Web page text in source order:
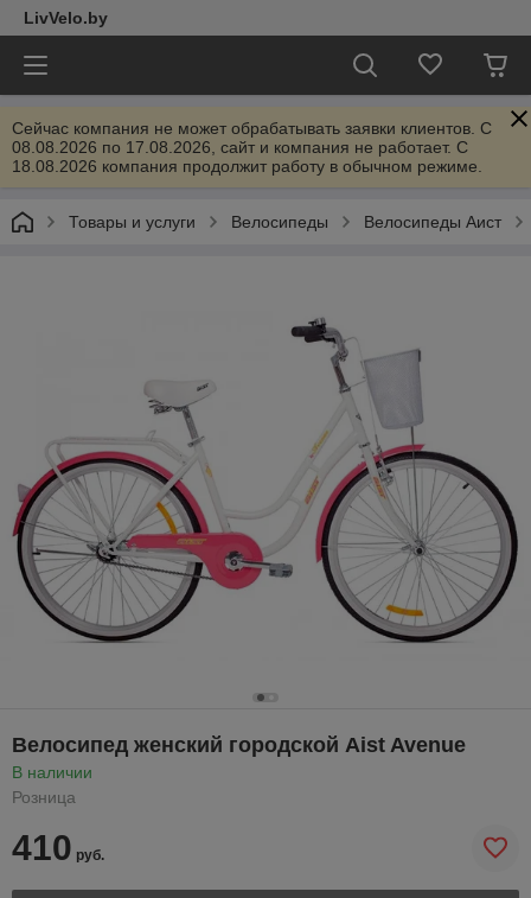
LivVelo.by
Сейчас компания не может обрабатывать заявки клиентов. C
08.08.2026 по 17.08.2026, сайт и компания не работает. С
18.08.2026 компания продолжит работу в обычном режиме.
Товары и услуги Велосипеды Велосипеды Аист
Велосипед женский городской Aist Avenue
В наличии
Розница
410 руб.